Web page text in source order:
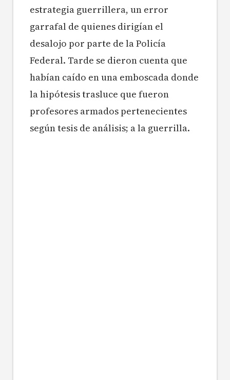
estrategia guerrillera, un error
garrafal de quienes dirigían el
desalojo por parte de la Policía
Federal. Tarde se dieron cuenta que
habían caído en una emboscada donde
la hipótesis trasluce que fueron
profesores armados pertenecientes
según tesis de análisis; a la guerrilla.